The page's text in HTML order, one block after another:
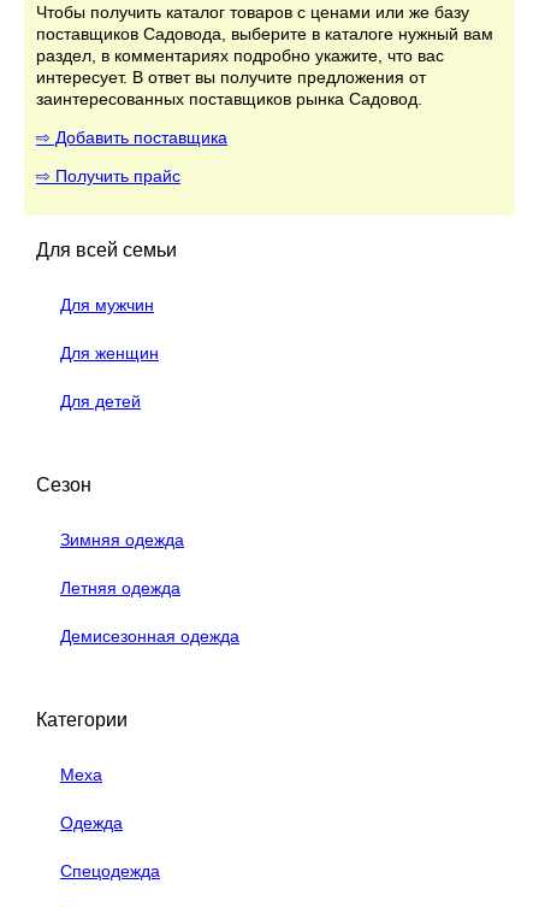
Чтобы получить каталог товаров с ценами или же базу
поставщиков Садовода, выберите в каталоге нужный вам
раздел, в комментариях подробно укажите, что вас
интересует. В ответ вы получите предложения от
заинтересованных поставщиков рынка Садовод.
⇨ Добавить поставщика
⇨ Получить прайс
Для всей семьи
Для мужчин
Для женщин
Для детей
Сезон
Зимняя одежда
Летняя одежда
Демисезонная одежда
Категории
Меха
Одежда
Спецодежда